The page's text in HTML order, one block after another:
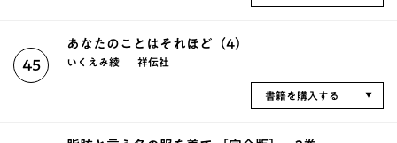
45
あなたのことはそれほど（4）
いくえみ綾 祥伝社
書籍を購入する